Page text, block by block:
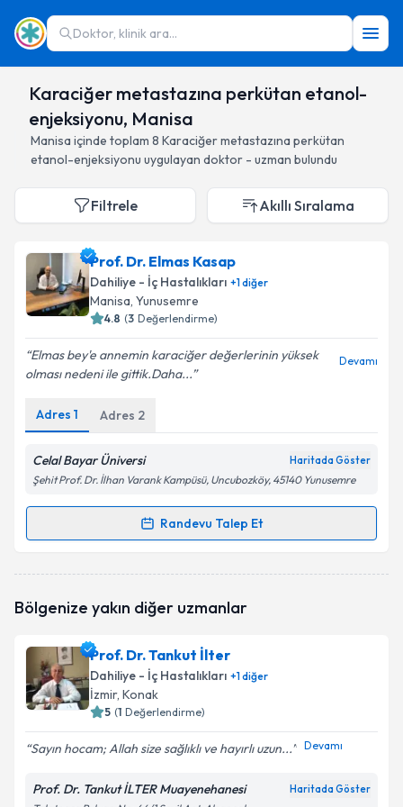
Doktor, klinik ara...
Karaciğer metastazına perkütan etanol-
enjeksiyonu, Manisa
Manisa içinde toplam 8 Karaciğer metastazına perkütan
etanol-enjeksiyonu uygulayan doktor - uzman bulundu
Filtrele Akıllı Sıralama
Prof. Dr. Elmas Kasap
Dahiliye - İç Hastalıkları +1diğer
Manisa, Yunusemre
4.8 (3 Değerlendirme)
Elmas bey'e annemin karaciğer değerlerinin yüksek
olması nedeni ile gittik.Daha...
Devamı
Adres 1 Adres 2
Celal Bayar Üniversi Haritada Göster
Şehit Prof. Dr. İlhan Varank Kampüsü, Uncubozköy, 45140 Yunusemre
Randevu Talep Et
Randevu Takvimi Talebi
oluşturun. Size bu uzmandan randevu almanız için bir
E-posta Adresiniz
Kişisel verilerimin işlenmesine ilişkinAydınlatma
kapsamda işlenmesini kabul ediyorum.
Bölgenize yakın diğer uzmanlar
Prof. Dr. Tankut İlter
Dahiliye - İç Hastalıkları +1diğer
İzmir, Konak
5 (1 Değerlendirme)
Sayın hocam; Allah size sağlıklı ve hayırlı uzun... Devamı
Prof. Dr. Tankut İLTER Muayenehanesi Haritada Göster